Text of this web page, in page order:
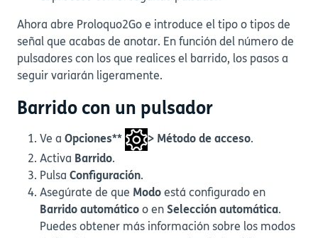
Ahora abre Proloquo2Go e introduce el tipo o tipos de
señal que acabas de anotar. En función del número de
pulsadores con los que realices el barrido, los pasos a
seguir variarán ligeramente.
Barrido con un pulsador
Ve a Opciones** > Método de acceso.
Activa Barrido.
Pulsa Configuración.
Asegúrate de que Modo está configurado en
Barrido automático o en Selección automática.
Puedes obtener más información sobre los modos